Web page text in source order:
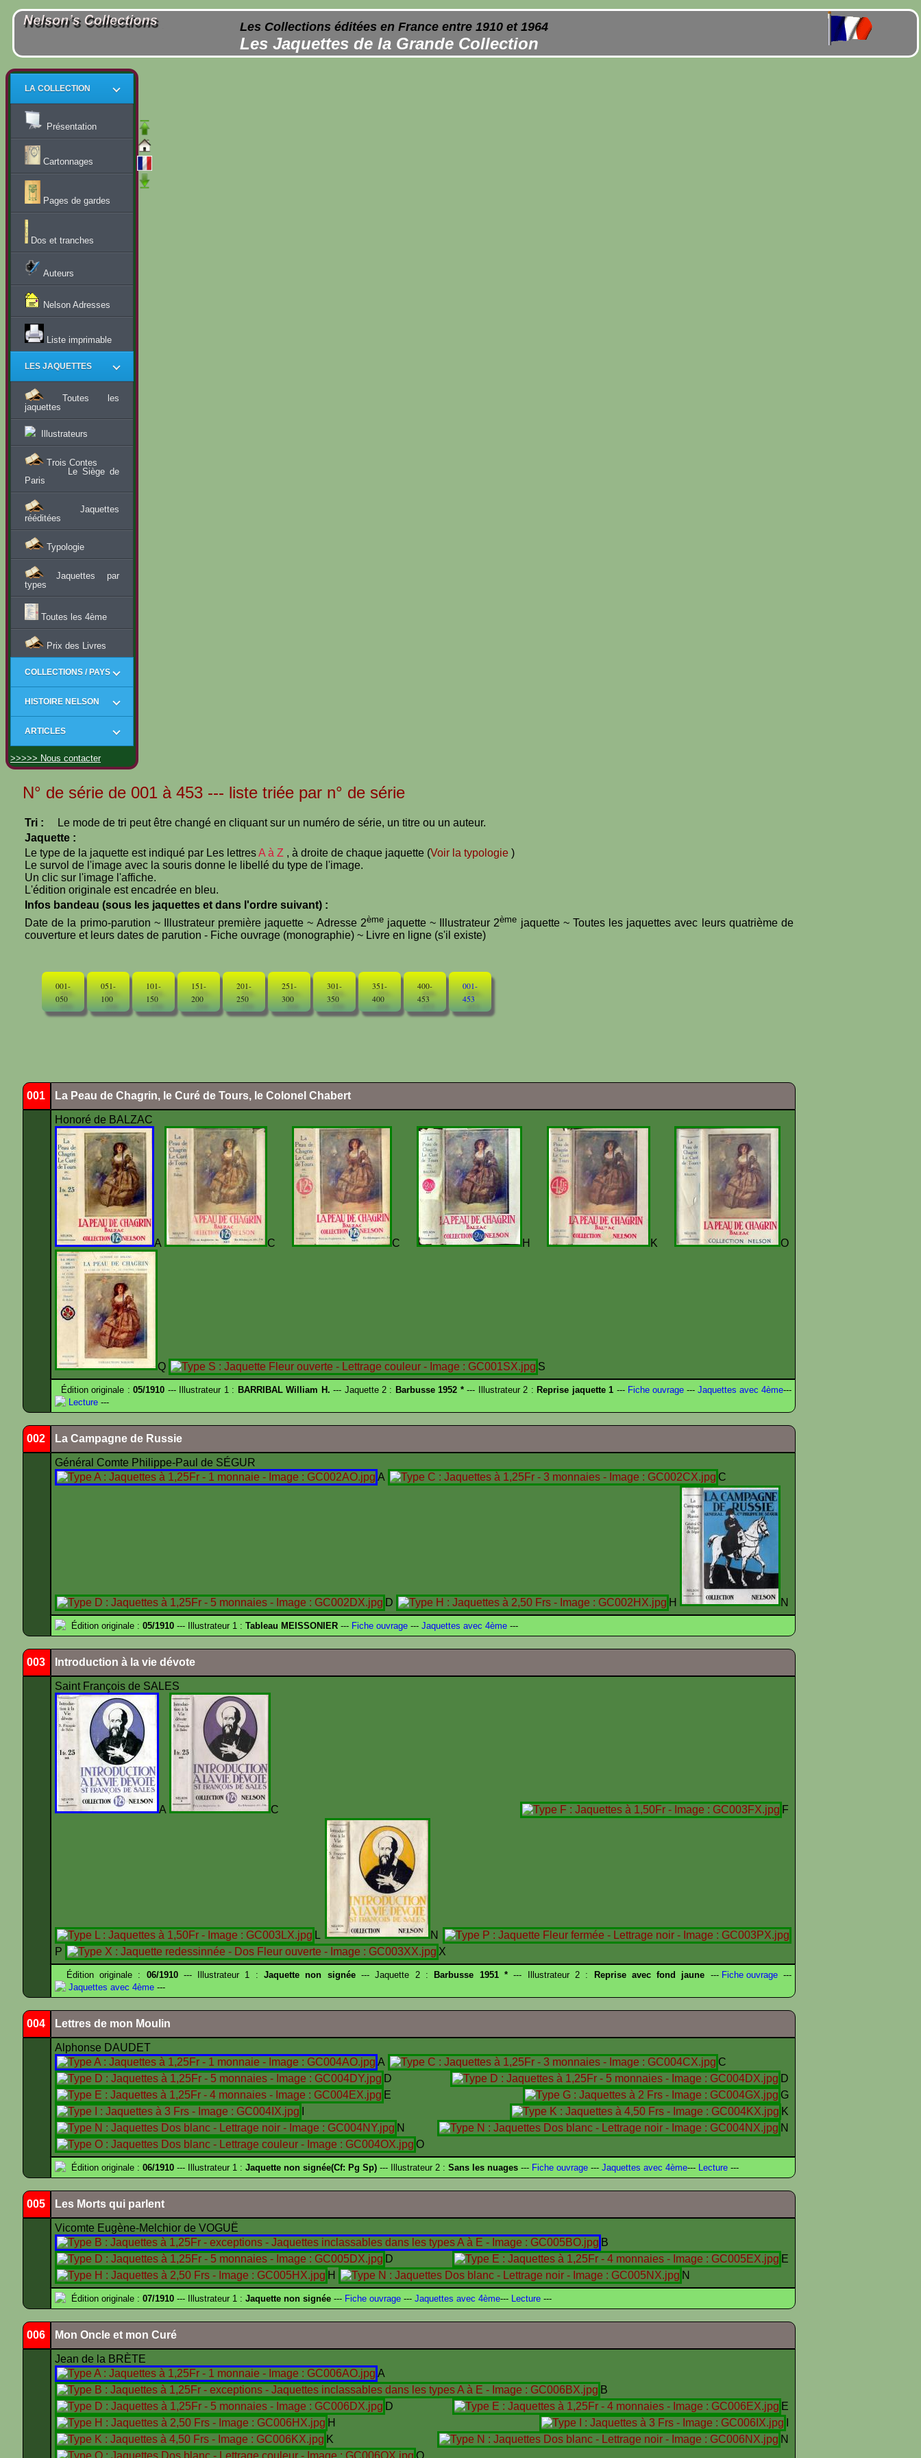
Les Collections éditées en France entre 1910 et 1964
Les Jaquettes de la Grande Collection
LA COLLECTION
Présentation
Cartonnages
Pages de gardes
Dos et tranches
Auteurs
Nelson Adresses
Liste imprimable
LES JAQUETTES
Toutes les
jaquettes
Illustrateurs
Trois Contes
Le Siège de
Paris
Jaquettes
rééditées
Typologie
Jaquettes par
types
Toutes les 4ème
Prix des Livres
COLLECTIONS / PAYS
HISTOIRE NELSON
ARTICLES
>>>>> Nous contacter
N° de série de 001 à 453 --- liste triée par n° de série
Tri :
Le mode de tri peut être changé en cliquant sur un numéro de série, un titre ou un auteur.
Jaquette :
Le type de la jaquette est indiqué par Les lettresA à Z , à droite de chaque jaquette (Voir la typologie )
Le survol de l'image avec la souris donne le libellé du type de l'image.
Un clic sur l'image l'affiche.
L'édition originale est encadrée en bleu.
Infos bandeau (sous les jaquettes et dans l'ordre suivant) :
Date de la primo-parution ~ Illustrateur première jaquette ~ Adresse 2èmejaquette ~ Illustrateur 2ème jaquette ~ Toutes les jaquettes avec leurs quatrième de
couverture et leurs dates de parution - Fiche ouvrage (monographie) ~ Livre en ligne (s'il existe)
001-
050
051-
100
101-
150
151-
200
201-
250
251-
300
301-
350
351-
400
400-
453
001-
453
001 La Peau de Chagrin, le Curé de Tours, le Colonel Chabert
Honoré de BALZAC
A C C H K O
Q S
Édition originale :05/1910 --- Illustrateur 1 : BARRIBAL William H. --- Jaquette 2 : Barbusse 1952 *--- Illustrateur 2 : Reprise jaquette 1 ---Fiche ouvrage--- Jaquettes avec 4ème---
Lecture ---
002 La Campagne de Russie
Général Comte Philippe-Paul de SÉGUR
A
C
D H N
Édition originale : 05/1910 --- Illustrateur 1 : Tableau MEISSONIER --- Fiche ouvrage --- Jaquettes avec 4ème ---
003 Introduction à la vie dévote
Saint François de SALES
A C F
L
N
P
X
Édition originale : 06/1910--- Illustrateur 1 :Jaquette non signée--- Jaquette 2 : Barbusse 1951 *--- Illustrateur 2 : Reprise avec fond jaune ---Fiche ouvrage---
Jaquettes avec 4ème ---
004 Lettres de mon Moulin
Alphonse DAUDET
A
C
D
D
E
G
K
N
N
O
Édition originale : 06/1910 --- Illustrateur 1 : Jaquette non signée(Cf: Pg Sp) --- Illustrateur 2 : Sans les nuages --- Fiche ouvrage --- Jaquettes avec 4ème--- Lecture ---
005 Les Morts qui parlent
Vicomte Eugène-Melchior de VOGUË
B
D
E
H
N
Édition originale : 07/1910 --- Illustrateur 1 : Jaquette non signée --- Fiche ouvrage --- Jaquettes avec 4ème--- Lecture ---
006 Mon Oncle et mon Curé
Jean de la BRÈTE
A
B
D
E
H
K
N
O